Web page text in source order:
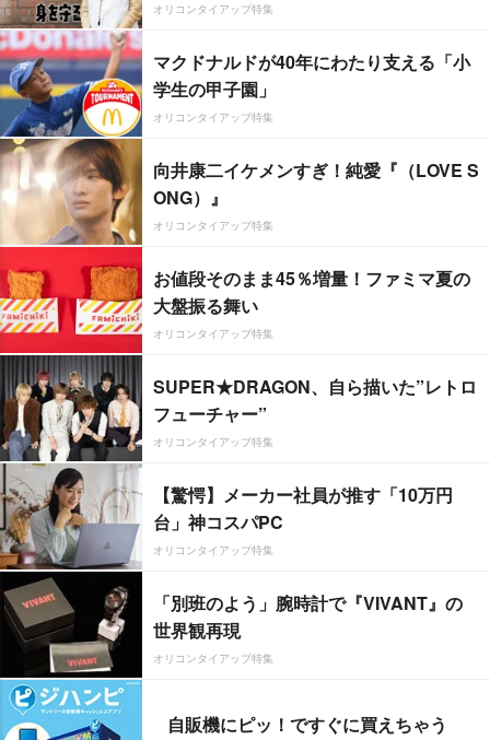
オリコンタイアップ特集
マクドナルドが40年にわたり支える「小
学生の甲子園」
オリコンタイアップ特集
向井康二イケメンすぎ！純愛『（LOVE S
ONG）』
オリコンタイアップ特集
お値段そのまま45％増量！ファミマ夏の
大盤振る舞い
オリコンタイアップ特集
SUPER★DRAGON、自ら描いた”レトロ
フューチャー”
オリコンタイアップ特集
【驚愕】メーカー社員が推す「10万円
台」神コスパPC
オリコンタイアップ特集
「別班のよう」腕時計で『VIVANT』の
世界観再現
オリコンタイアップ特集
自販機にピッ！ですぐに買えちゃう